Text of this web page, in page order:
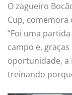
O zagueiro
Cup, comemora
“Foi uma
campo e,
oportunidade, a
treinando